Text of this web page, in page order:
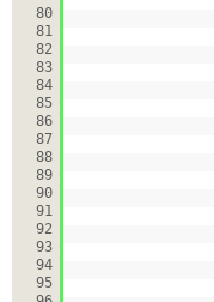
80
81
82
83
84
85
86
87
88
89
90
91
92
93
94
95